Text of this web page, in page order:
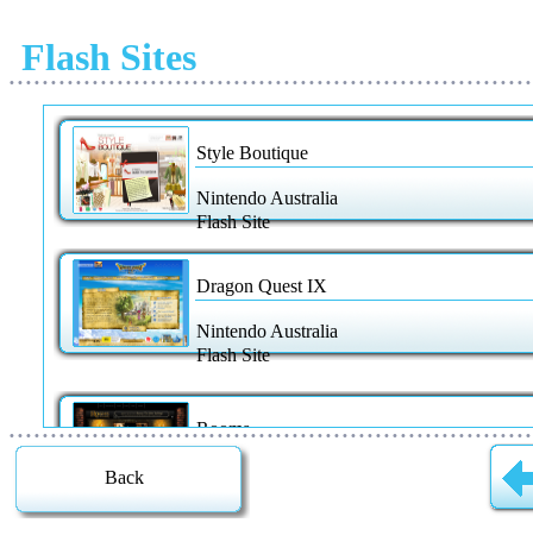
Flash Sites
• • • • • • • • • • • • • • • • • • • • • • • • • • • • • • • • • • • • • • • • • • • • • • • • • • • • • • • • • • • • • • •
• • • • • • • • • • • • • • • • • • • • • • • • • • • • • • • • • • • • • • • • • • • • • • • • • • • • • • • • • • • • • •
Back